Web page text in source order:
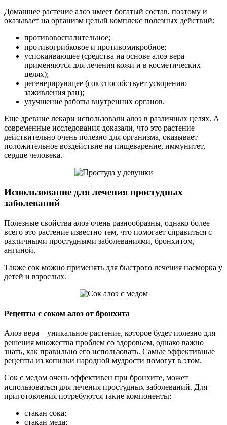
Домашнее растение алоэ имеет богатый состав, поэтому и
оказывает на организм целый комплекс полезных действий:
противовоспалительное;
противогрибковое и противомикробное;
успокаивающее (средства на основе алоэ вера
применяются для лечения кожи и в косметических
целях);
регенерирующее (сок способствует ускорению
заживления ран);
улучшение работы внутренних органов.
Еще древние лекари использовали алоэ в различных целях. А
современные исследования доказали, что это растение
действительно очень полезно для организма, оказывает
положительное воздействие на пищеварение, иммунитет,
сердце человека.
Использование для лечения простудных
заболеваний
Полезные свойства алоэ очень разнообразны, однако более
всего это растение известно тем, что помогает справиться с
различными простудными заболеваниями, бронхитом,
ангиной.
Также сок можно применять для быстрого лечения насморка у
детей и взрослых.
Рецепты с соком алоэ от бронхита
Алоэ вера – уникальное растение, которое будет полезно для
решения множества проблем со здоровьем, однако важно
знать, как правильно его использовать. Самые эффективные
рецепты из копилки народной мудрости помогут в этом.
Сок с медом очень эффективен при бронхите, может
использоваться для лечения простудных заболеваний. Для
приготовления потребуются такие компоненты:
стакан сока;
стакан меда;